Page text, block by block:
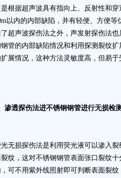
据超声波具有指向上、反射性和穿
以内的内部缺陷，并有轻便、方便
超声波探伤法之外，声发射探伤法
管的内部缺陷情况和利用探测裂纹
展情况，这种方法灵敏度高，但易于
渗透探伤法进不锈钢钢管进行无损检
损探伤法是利用荧光液可以渗入裂
纹，这对不锈钢钢管表面张口裂纹
可不用紫外线照射即可判断表面裂纹